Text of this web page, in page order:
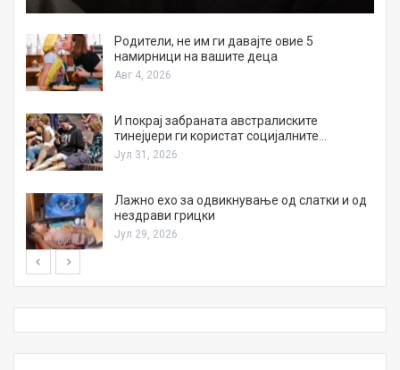
Родители, не им ги давајте овие 5
намирници на вашите деца
Авг 4, 2026
И покрај забраната австралиските
тинејџери ги користат социјалните…
Јул 31, 2026
Лажно ехо за одвикнување од слатки и од
нездрави грицки
Јул 29, 2026